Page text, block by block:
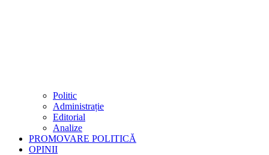
Politic
Administrație
Editorial
Analize
PROMOVARE POLITICĂ
OPINII